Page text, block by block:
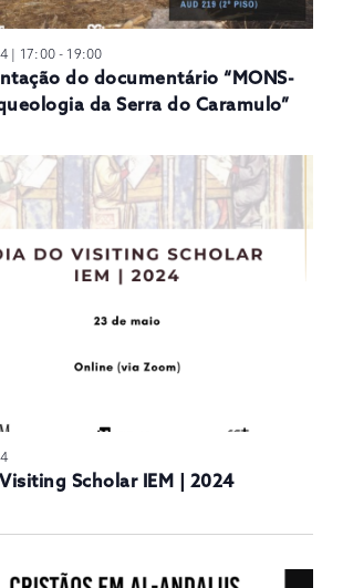
| 17:00 - 19:00
do documentário “MONS-
da Serra do Caramulo”
Scholar IEM | 2024